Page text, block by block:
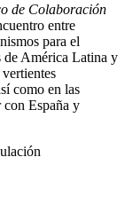
de Colaboración
entre
para el
de América Latina y
como en las
España y